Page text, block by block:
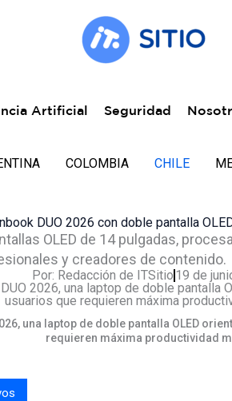
Artificial Seguridad
COLOMBIA CHILE
DUO 2026 con doble pantalla
OLED de 14 pulgadas,
y creadores de contenido.
Por: Redacción de ITSitio 19 de
una laptop de doble pantalla OLED
requieren máxima productividad